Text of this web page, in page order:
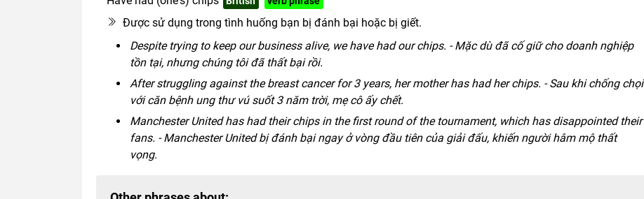
Được sử dụng trong tình huống bạn bị đánh bại hoặc bị giết.
Despite trying to keep our business alive, we have had our chips. - Mặc dù đã cố giữ cho doanh nghiệp
tồn tại, nhưng chúng tôi đã thất bại rồi.
After struggling against the breast cancer for 3 years, her mother has had her chips. - Sau khi chống chọi
với căn bệnh ung thư vú suốt 3 năm trời, mẹ cô ấy chết.
Manchester United has had their chips in the first round of the tournament, which has disappointed their
fans. - Manchester United bị đánh bại ngay ở vòng đầu tiên của giải đấu, khiến người hâm mộ thất
vọng.